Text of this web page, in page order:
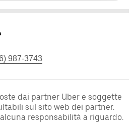
987-3743
dai partner Uber e soggette
sul sito web dei partner.
responsabilità a riguardo.